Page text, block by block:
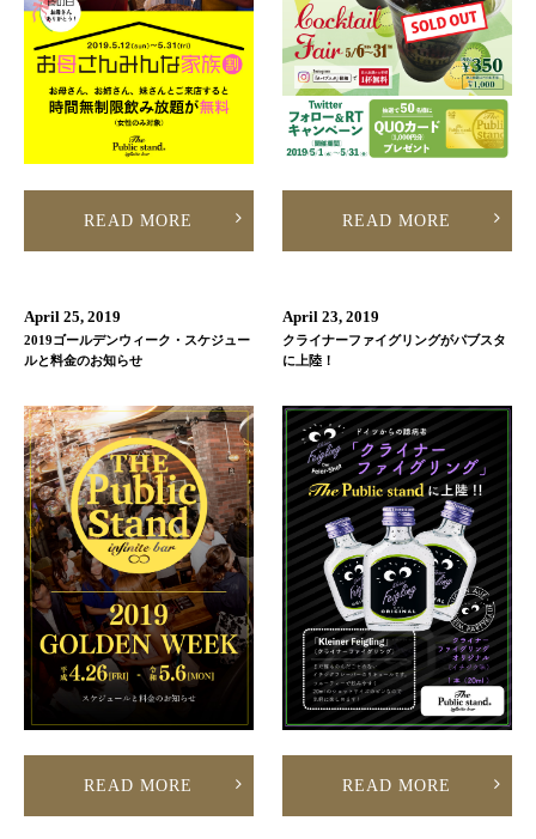
READ MORE READ MORE
April 25, 2019
2019ゴールデンウィーク・スケジュー
ルと料金のお知らせ
READ MORE
April 23, 2019
クライナーファイグリングがパブスタ
に上陸！
READ MORE